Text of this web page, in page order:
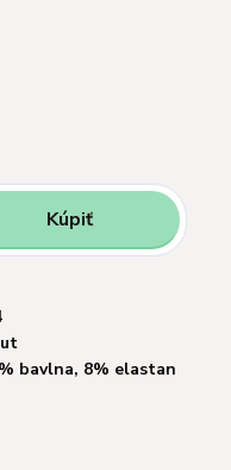
Kúpiť
bavlna, 8% elastan